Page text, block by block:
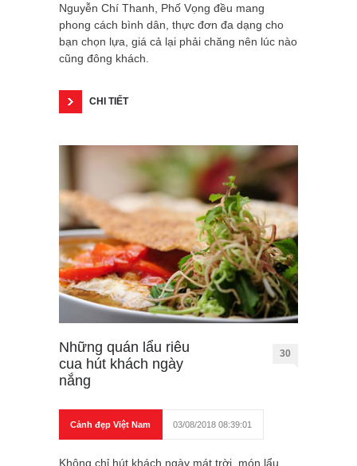
Nguyễn Chí Thanh, Phố Vọng đều mang
phong cách bình dân, thực đơn đa dạng cho
bạn chọn lựa, giá cả lại phải chăng nên lúc nào
cũng đông khách.
CHI TIẾT
Những quán lẩu riêu
cua hút khách ngày
nắng
30
Cảnh đẹp Việt Nam 03/08/2018 08:39:01
Không chỉ hút khách ngày mát trời, món lẩu